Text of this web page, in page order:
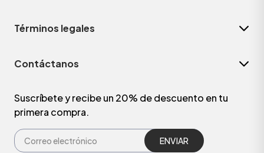
Términos legales
Contáctanos
Suscríbete y recibe un 20% de descuento en tu
primera compra.
ENVIAR